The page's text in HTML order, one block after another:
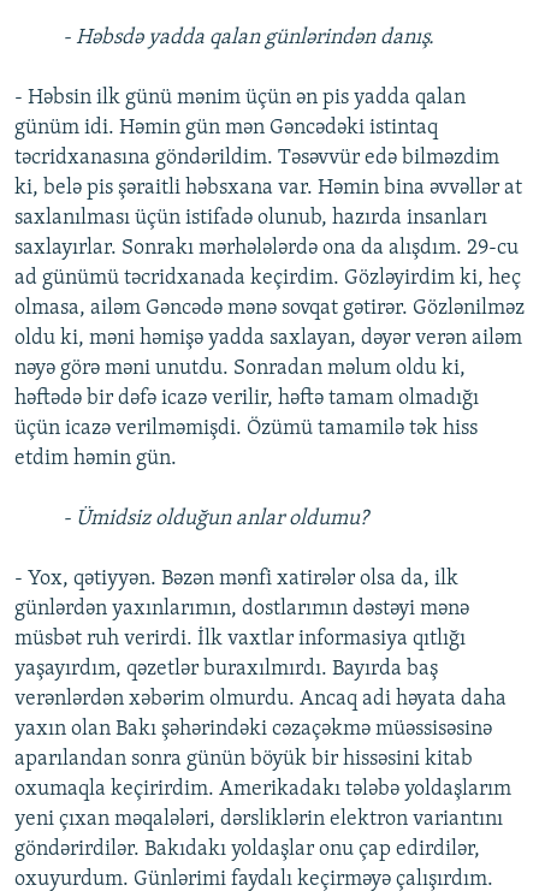
- Həbsdə yadda qalan günlərindən danış.
- Həbsin ilk günü mənim üçün ən pis yadda qalan
günüm idi. Həmin gün mən Gəncədəki istintaq
təcridxanasına göndərildim. Təsəvvür edə bilməzdim
ki, belə pis şəraitli həbsxana var. Həmin bina əvvəllər at
saxlanılması üçün istifadə olunub, hazırda insanları
saxlayırlar. Sonrakı mərhələlərdə ona da alışdım. 29-cu
ad günümü təcridxanada keçirdim. Gözləyirdim ki, heç
olmasa, ailəm Gəncədə mənə sovqat gətirər. Gözlənilməz
oldu ki, məni həmişə yadda saxlayan, dəyər verən ailəm
nəyə görə məni unutdu. Sonradan məlum oldu ki,
həftədə bir dəfə icazə verilir, həftə tamam olmadığı
üçün icazə verilməmişdi. Özümü tamamilə tək hiss
etdim həmin gün.
- Ümidsiz olduğun anlar oldumu?
- Yox, qətiyyən. Bəzən mənfi xatirələr olsa da, ilk
günlərdən yaxınlarımın, dostlarımın dəstəyi mənə
müsbət ruh verirdi. İlk vaxtlar informasiya qıtlığı
yaşayırdım, qəzetlər buraxılmırdı. Bayırda baş
verənlərdən xəbərim olmurdu. Ancaq adi həyata daha
yaxın olan Bakı şəhərindəki cəzaçəkmə müəssisəsinə
aparılandan sonra günün böyük bir hissəsini kitab
oxumaqla keçirirdim. Amerikadakı tələbə yoldaşlarım
yeni çıxan məqalələri, dərsliklərin elektron variantını
göndərirdilər. Bakıdakı yoldaşlar onu çap edirdilər,
oxuyurdum. Günlərimi faydalı keçirməyə çalışırdım.